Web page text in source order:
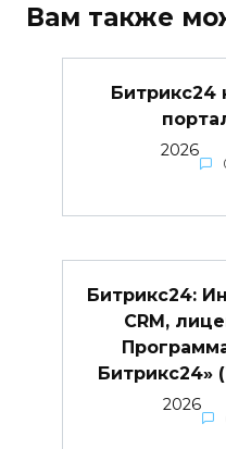
Вам также
Битрикс24
2026
Битрикс24:
CRM,
Битрикс24»
2026